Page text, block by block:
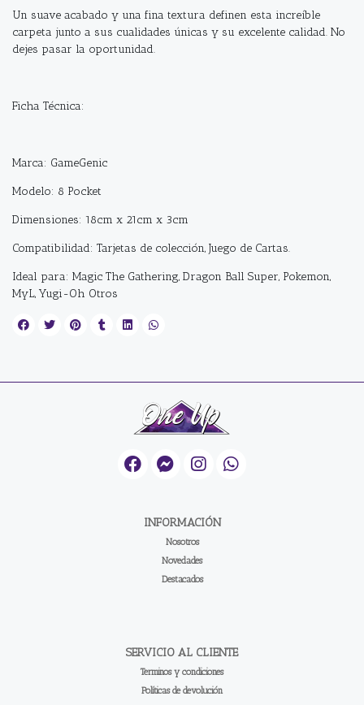
Un suave acabado y una fina textura definen esta increíble
carpeta junto a sus cualidades únicas y su excelente calidad. No
dejes pasar la oportunidad.
Ficha Técnica:
Marca: GameGenic
Modelo: 8 Pocket
Dimensiones: 18cm x 21cm x 3cm
Compatibilidad: Tarjetas de colección, Juego de Cartas.
Ideal para: Magic The Gathering, Dragon Ball Super, Pokemon,
MyL, Yugi-Oh Otros
INFORMACIÓN
Nosotros
Novedades
Destacados
SERVICIO AL CLIENTE
Terminos y condiciones
Políticas de devolución